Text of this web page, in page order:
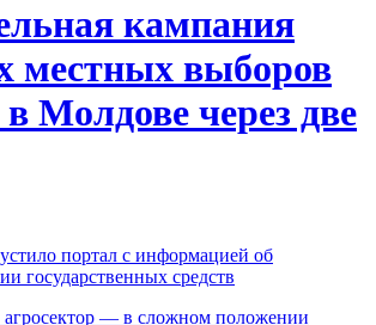
кампания
местных выборов
в Молдове через две
портал с информацией об
государственных средств
— в сложном положении